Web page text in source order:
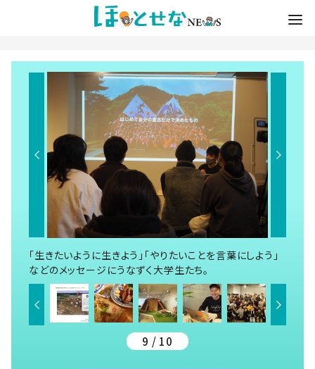
「生きたいように生きよう」「やりたいことを言葉にしよう」
などのメッセージにうなずく大学生たち。
9 / 10